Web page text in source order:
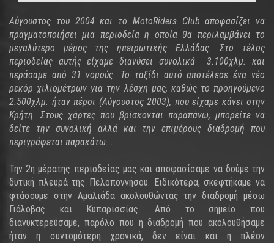
Αύγουστος του 2004 και το MotoRiders Club αποφασίζει να
πραγματοποιήσει μια περιοδεία η οποία θα περιλαμβάνει το
μεγαλύτερο μέρος της ηπειρωτικής Ελλάδας. Στο τέλος
περιοδείας αυτής είχαμε διανύσει συνολικά 3.100χλμ. και
περάσαμε από 31 νομούς. Το ταξίδι αυτό αποτέλεσε ένα νέο
ρεκόρ χιλιομέτρων για την λέσχη μας, καθώς το προηγούμενο
2.500χλμ. ήταν πέρσι (Αύγουστος 2003), που είχαμε κάνει στην
Κρήτη. Στους χάρτες που βρίσκονται παραπάνω, μπορείτε να
δείτε την συνολική αλλά και την επιμέρους διαδρομή που
περιγράφεται παρακάτω...
Την 2η μέρατης περιοδείας μας και αποφασίσαμε να δούμε την
δυτική πλευρά της Πελοποννήσου. Ειδικότερα, σκεφτήκαμε να
φτάσουμε στην Αμαλιάδα ακολουθώντας την διαδρομή μέσω
Γιάλοβας και Κυπαρισσίας. Από το σημείο που
διανυκτερεύσαμε, παρόλο που η διαδρομή που ακολουθήσαμε
ήταν η συντομότερη χρονικά, δεν είναι και η πλέον